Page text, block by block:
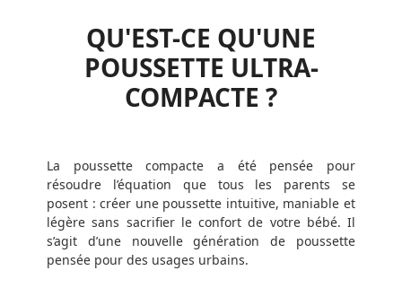
QU'EST-CE QU'UNE
POUSSETTE ULTRA-
COMPACTE ?
La poussette compacte a été pensée pour
résoudre l’équation que tous les parents se
posent : créer une poussette intuitive, maniable et
légère sans sacrifier le confort de votre bébé. Il
s’agit d’une nouvelle génération de poussette
pensée pour des usages urbains.